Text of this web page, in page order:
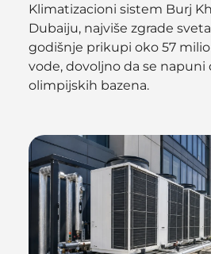
Klimatizacioni sistem Burj
Dubaiju, najviše zgrade
godišnje prikupi oko 57
vode, dovoljno da se napuni
olimpijskih bazena.